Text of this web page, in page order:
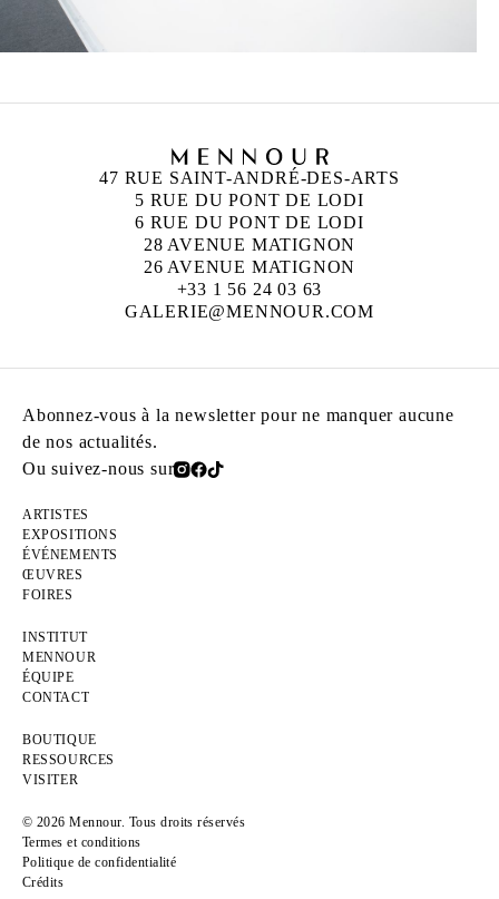
47 RUE SAINT-ANDRÉ-DES-ARTS
5 RUE DU PONT DE LODI
6 RUE DU PONT DE LODI
28 AVENUE MATIGNON
26 AVENUE MATIGNON
+33 1 56 24 03 63
GALERIE@MENNOUR.COM
Abonnez-vous à la newsletter pour ne manquer aucune
de nos actualités.
Ou suivez-nous sur
ARTISTES
EXPOSITIONS
ÉVÉNEMENTS
ŒUVRES
FOIRES
INSTITUT
MENNOUR
ÉQUIPE
CONTACT
BOUTIQUE
RESSOURCES
VISITER
© 2026 Mennour. Tous droits réservés
Termes et conditions
Politique de confidentialité
Crédits